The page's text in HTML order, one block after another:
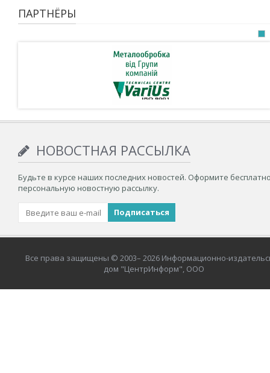
ПАРТНЁРЫ
НОВОСТНАЯ РАССЫЛКА
Будьте в курсе наших последних новостей. Оформите
персональную новостную рассылку.
Все права защищены © 2003– 2026 Информационно-
дом "ЦентрИнформ", ООО